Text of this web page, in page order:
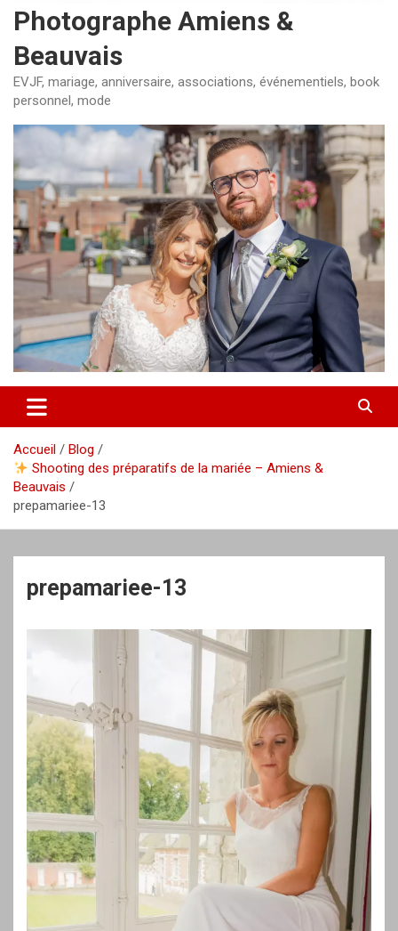
Photographe Amiens &
Beauvais
EVJF, mariage, anniversaire, associations, événementiels, book
personnel, mode
Accueil
Blog
Shooting des préparatifs de la mariée – Amiens &
Beauvais
prepamariee-13
prepamariee-13